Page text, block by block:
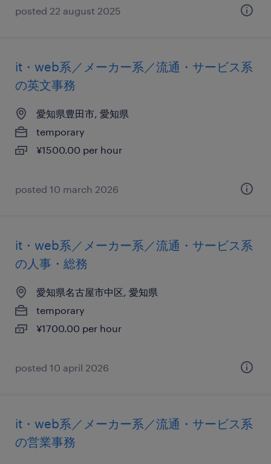
posted 22 august 2025
it・web系／メーカー系／流通・サービス系
の英文事務
愛知県豊田市, 愛知県
temporary
¥1500.00 per hour
posted 10 march 2026
it・web系／メーカー系／流通・サービス系
の人事・総務
愛知県名古屋市中区, 愛知県
temporary
¥1700.00 per hour
posted 10 april 2026
it・web系／メーカー系／流通・サービス系
の営業事務